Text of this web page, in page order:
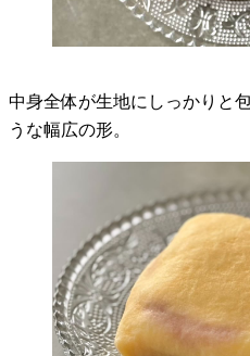
中身全体が生地にしっかりと
うな幅広の形。